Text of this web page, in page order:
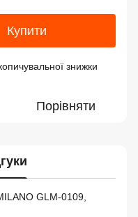
Купити
знижки
Порівняти
GLM-0109,